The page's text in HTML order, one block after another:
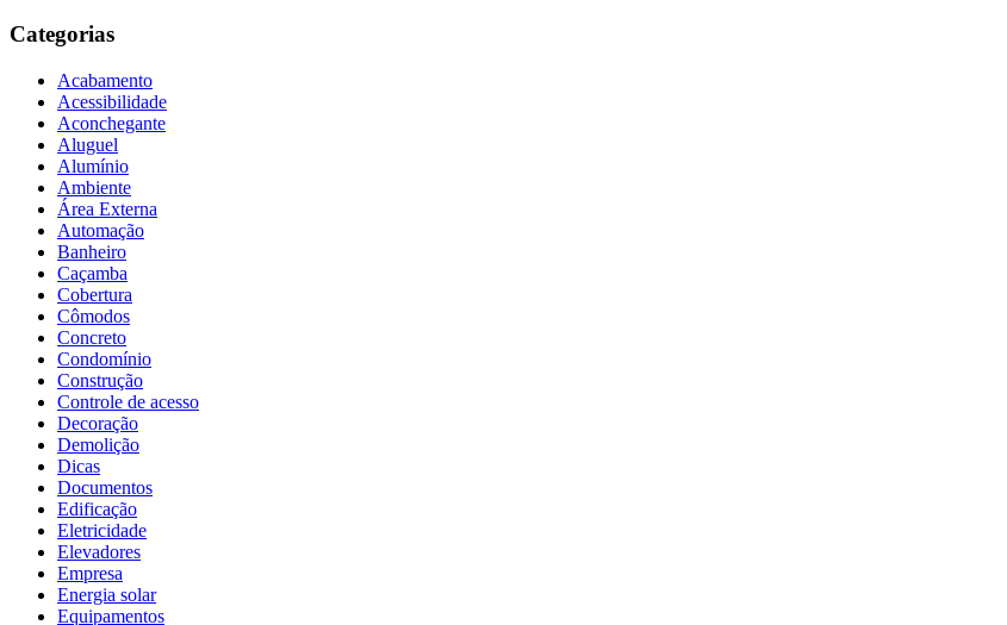
Categorias
Acabamento
Acessibilidade
Aconchegante
Aluguel
Alumínio
Ambiente
Área Externa
Automação
Banheiro
Caçamba
Cobertura
Cômodos
Concreto
Condomínio
Construção
Controle de acesso
Decoração
Demolição
Dicas
Documentos
Edificação
Eletricidade
Elevadores
Empresa
Energia solar
Equipamentos